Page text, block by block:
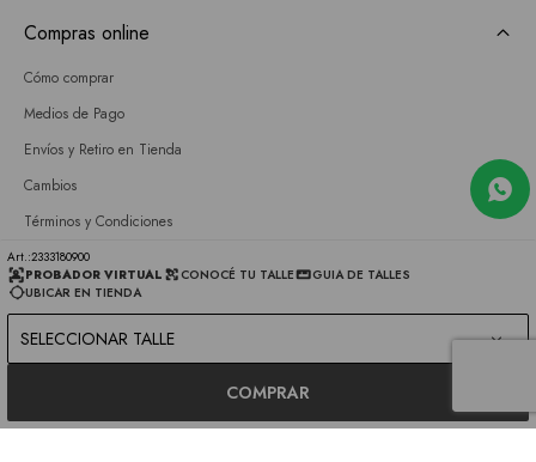
2333180900
PROBADOR VIRTUAL
CONOCÉ TU TALLE
GUIA DE TALLES
UBICAR EN TIENDA
SELECCIONAR TALLE
COMPRAR
Compras online
Cómo comprar
Medios de Pago
Envíos y Retiro en Tienda
Cambios
Términos y Condiciones
GIFT CARD
Empresa
Sobre nosotros
Únete a nuestro equipo